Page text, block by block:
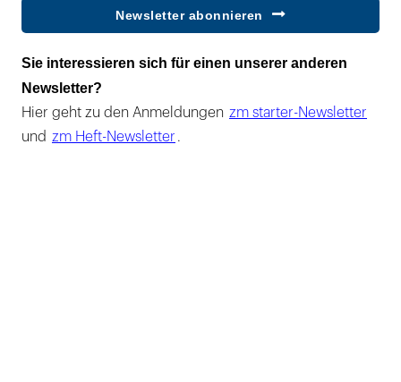
Newsletter abonnieren
Sie interessieren sich für einen unserer anderen
Newsletter?
Hier geht zu den Anmeldungen zm starter-Newsletter
und zm Heft-Newsletter .